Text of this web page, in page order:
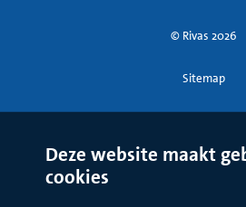
© Rivas 2026
Sitemap
Deze website maakt
cookies